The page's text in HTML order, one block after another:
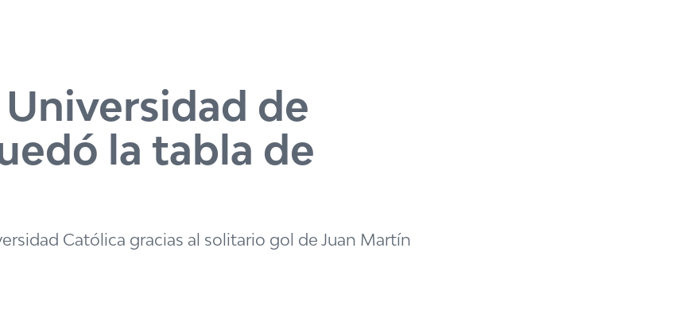
Universidad de
la tabla de
Católica gracias al solitario gol de Juan Martín